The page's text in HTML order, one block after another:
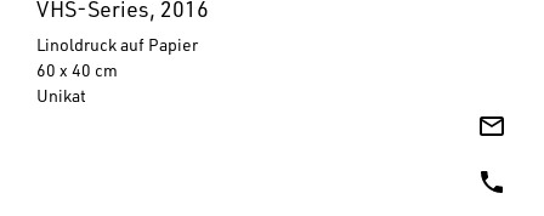
VHS-Series, 2016
Linoldruck auf Papier
60 x 40 cm
Unikat